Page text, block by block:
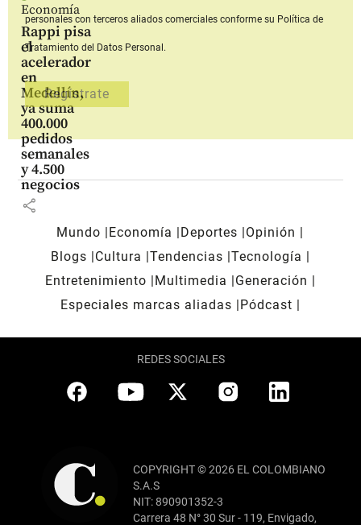
Economía
Rappi pisa
el
acelerador
en
Medellín,
ya suma
400.000
pedidos
semanales
y 4.500
negocios
share
personales con terceros aliados comerciales conforme su Política de
Tratamiento del Datos Personal.
Mundo Economía Deportes
Opinión
Blogs
Cultura Tendencias Tecnología
Entretenimiento
Multimedia
Generación
Especiales marcas aliadas
Pódcast
REDES SOCIALES
COPYRIGHT © 2026 EL COLOMBIANO
S.A.S
NIT: 890901352-3
Carrera 48 N° 30 Sur - 119, Envigado,